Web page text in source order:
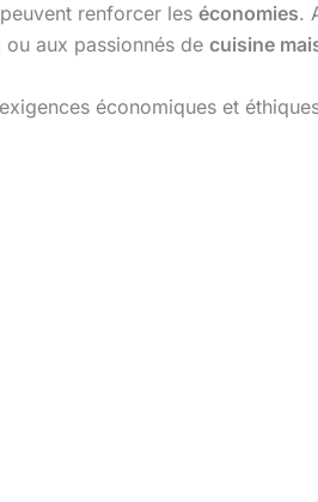
peuvent renforcer les économies.
ou aux passionnés de cuisine
économiques et